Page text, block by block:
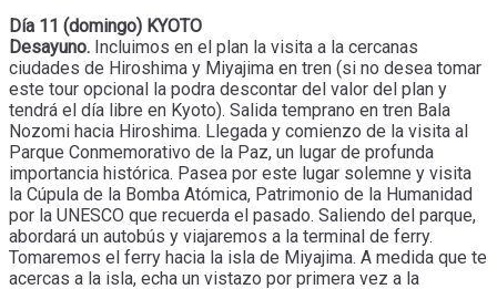
Día 11 (domingo) KYOTO
Desayuno. Incluimos en el plan la visita a la cercanas
ciudades de Hiroshima y Miyajima en tren (si no desea tomar
este tour opcional la podra descontar del valor del plan y
tendrá el día libre en Kyoto). Salida temprano en tren Bala
Nozomi hacia Hiroshima. Llegada y comienzo de la visita al
Parque Conmemorativo de la Paz, un lugar de profunda
importancia histórica. Pasea por este lugar solemne y visita
la Cúpula de la Bomba Atómica, Patrimonio de la Humanidad
por la UNESCO que recuerda el pasado. Saliendo del parque,
abordará un autobús y viajaremos a la terminal de ferry.
Tomaremos el ferry hacia la isla de Miyajima. A medida que te
acercas a la isla, echa un vistazo por primera vez a la